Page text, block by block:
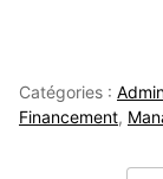
Catégories :
Financement,